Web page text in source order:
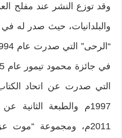
وقد توزع النشر عند مفلح
والبلدانيات، حيث صدر له
التي صدرت عن اتحاد
1997م والطبعة
2011م، ومجموعة “موت